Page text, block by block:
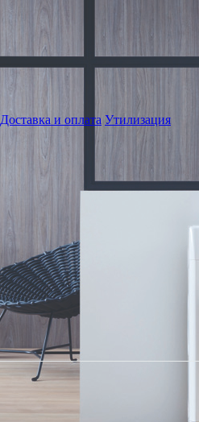
Доставка и оплата Утилизация